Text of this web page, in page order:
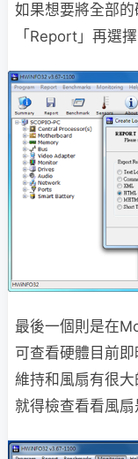
如果想要將全部
「Report」再選
最後一個則是在
可查看硬體目前
維持和風扇有很
就得檢查看看風